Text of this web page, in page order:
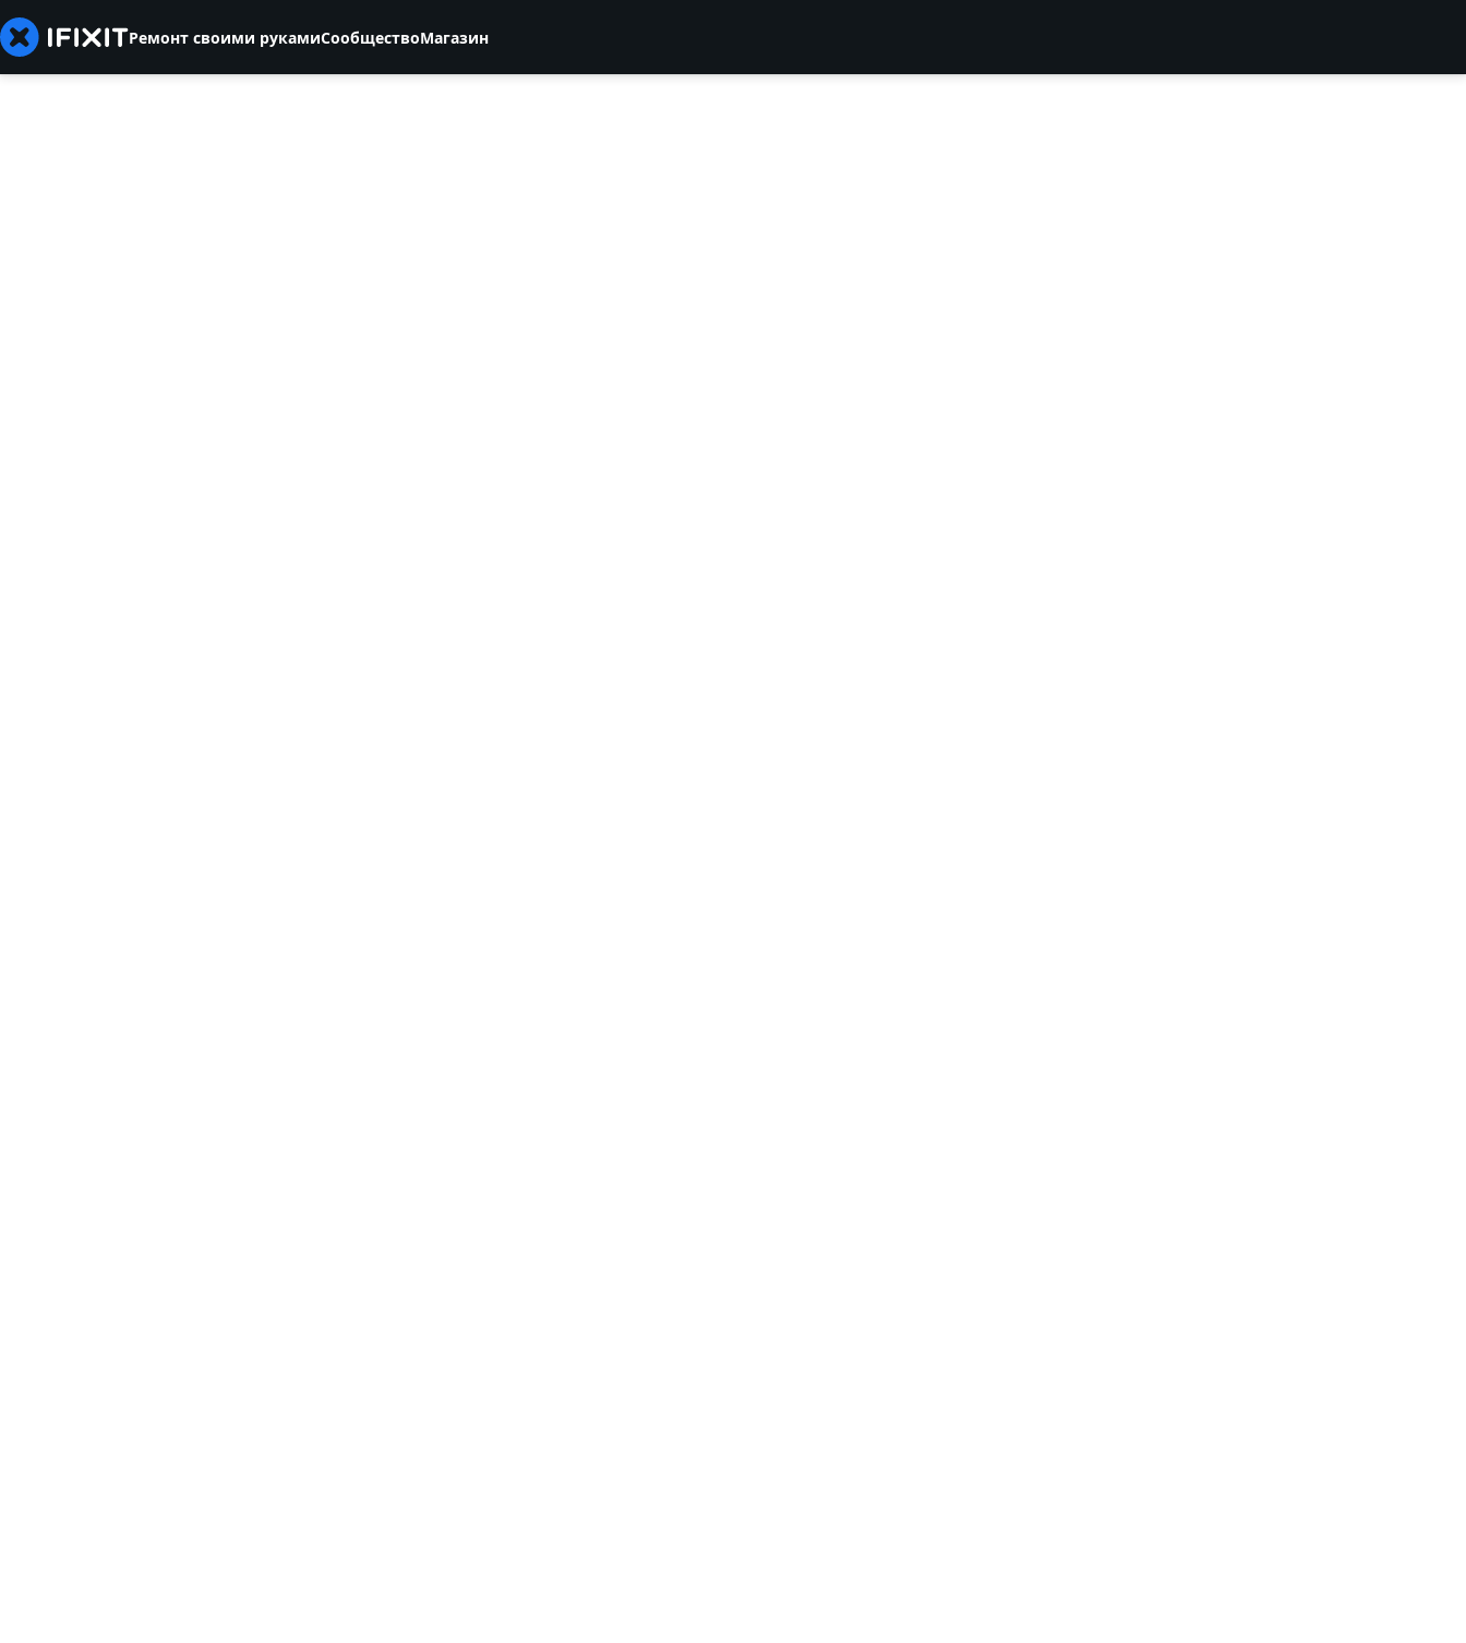
Ремонт своими рукамиСообществоМагазин